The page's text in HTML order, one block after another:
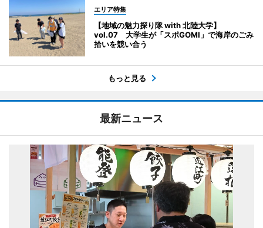
エリア特集
【地域の魅力探り隊 with 北陸大学】
vol.07 大学生が「スポGOMI」で海岸のごみ
拾いを競い合う
もっと見る
最新ニュース